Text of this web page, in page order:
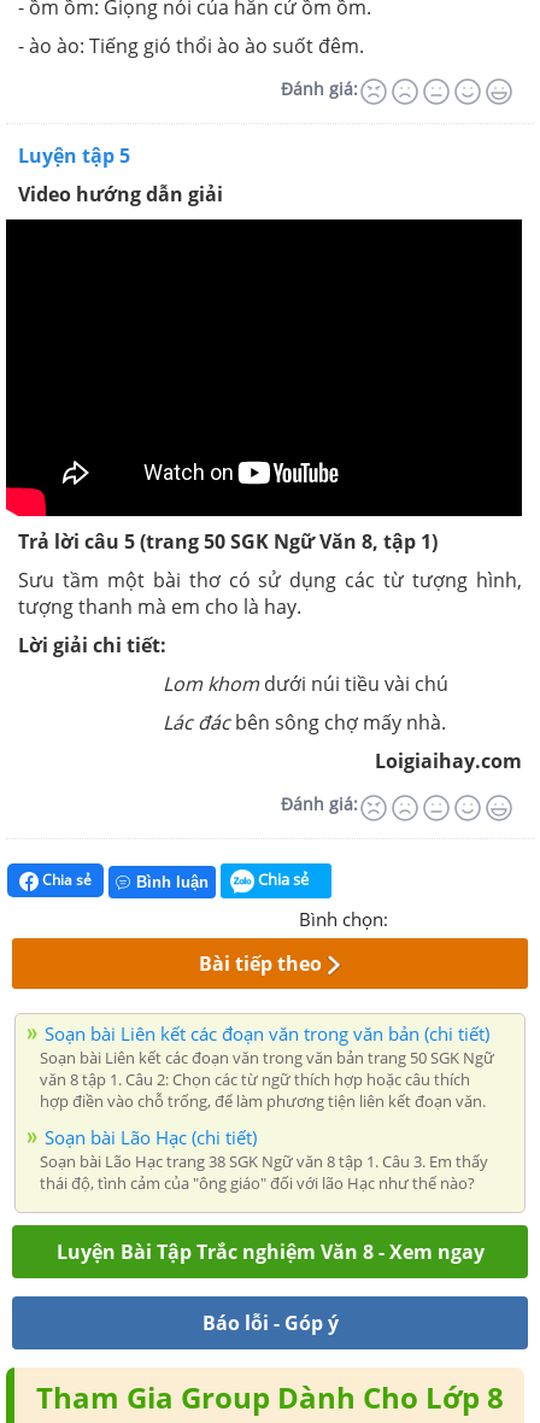
- ồm ồm: Giọng nói của hắn cứ ồm ồm.
- ào ào: Tiếng gió thổi ào ào suốt đêm.
Đánh giá:
Luyện tập 5
Video hướng dẫn giải
Trả lời câu 5 (trang 50 SGK Ngữ Văn 8, tập 1)
Sưu tầm một bài thơ có sử dụng các từ tượng hình,
tượng thanh mà em cho là hay.
Lời giải chi tiết:
Lom khom dưới núi tiều vài chú
Lác đácbên sông chợ mấy nhà.
Loigiaihay.com
Đánh giá:
Chia sẻ Bình luận Chia sẻ
Bình chọn:
Bài tiếp theo
Soạn bài Liên kết các đoạn văn trong văn bản (chi tiết)
Soạn bài Liên kết các đoạn văn trong văn bản trang 50 SGK Ngữ
văn 8 tập 1. Câu 2: Chọn các từ ngữ thích hợp hoặc câu thích
hợp điền vào chỗ trống, để làm phương tiện liên kết đoạn văn.
Soạn bài Lão Hạc (chi tiết)
Soạn bài Lão Hạc trang 38 SGK Ngữ văn 8 tập 1. Câu 3. Em thấy
thái độ, tình cảm của "ông giáo" đối với lão Hạc như thế nào?
Luyện Bài Tập Trắc nghiệm Văn 8 - Xem ngay
Báo lỗi - Góp ý
Tham Gia Group Dành Cho Lớp 8